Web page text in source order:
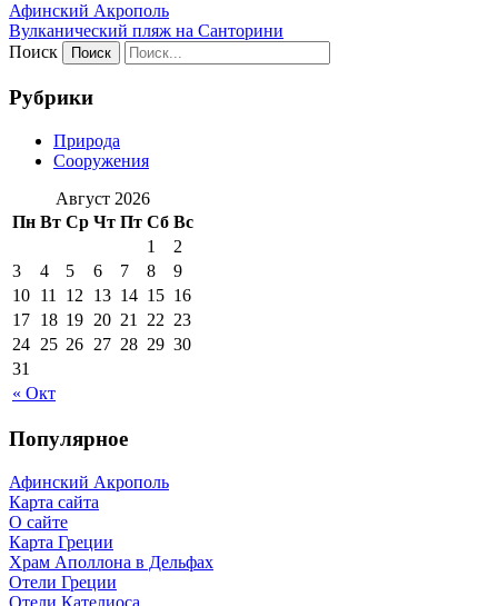
Афинский Акрополь
Вулканический пляж на Санторини
Поиск
Рубрики
Природа
Сооружения
Август 2026
Пн Вт Ср Чт Пт Сб Вс
« Окт
1
2
3
4 5 6 7 8
9
10 11 12 13 14 15 16
17 18 19 20 21 22 23
24 25 26 27 28 29 30
31
Популярное
Афинский Акрополь
Карта сайта
О сайте
Карта Греции
Храм Аполлона в Дельфах
Отели Греции